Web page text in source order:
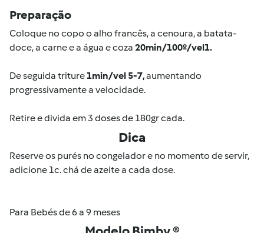
Preparação
Coloque no copo o alho francês, a cenoura, a batata-
doce, a carne e a água e coza 20min/100º/vel1.
De seguida triture 1min/vel 5-7,aumentando
progressivamente a velocidade.
Retire e divida em 3 doses de 180gr cada.
Dica
Reserve os purés no congelador e no momento de servir,
adicione 1c. chá de azeite a cada dose.
Para Bebés de 6 a 9 meses